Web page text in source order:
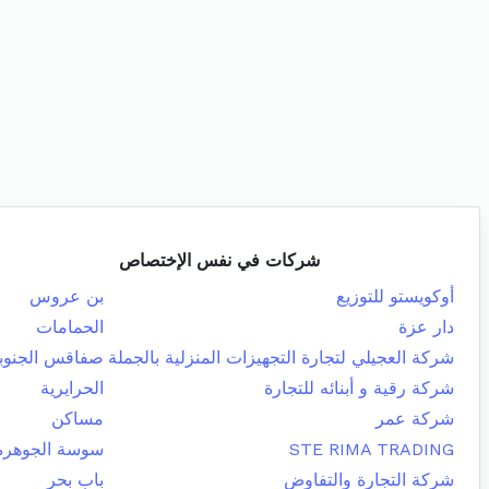
شركات في نفس الإختصاص
أوكويستو للتوزيع
بن عروس
دار عزة
الحمامات
شركة العجيلي لتجارة التجهيزات المنزلية بالجملة صفاقس
شركة رقية و أبنائه للتجارة
الحرايرية
شركة عمر
مساكن
STE RIMA TRADING
سوسة
شركة التجارة والتفاوض
باب بحر